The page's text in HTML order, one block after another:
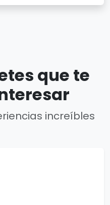
que te
increíbles